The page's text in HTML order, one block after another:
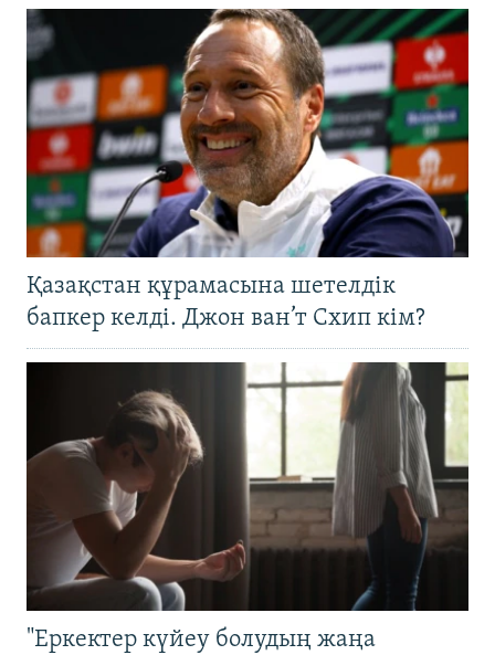
Қазақстан құрамасына шетелдік
бапкер келді. Джон ван’т Схип кім?
"Еркектер күйеу болудың жаңа